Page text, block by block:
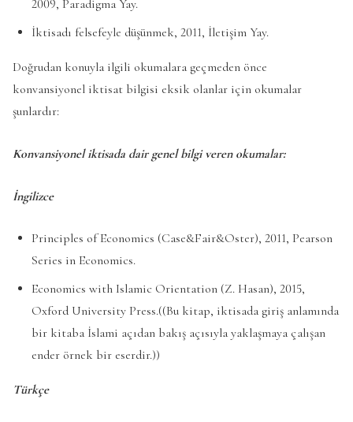
2009, Paradigma Yay.
İktisadı felsefeyle düşünmek, 2011, İletişim Yay.
Doğrudan konuyla ilgili okumalara geçmeden önce
konvansiyonel iktisat bilgisi eksik olanlar için okumalar
şunlardır:
Konvansiyonel iktisada dair genel bilgi veren okumalar:
İngilizce
Principles of Economics (Case&Fair&Oster), 2011, Pearson
Series in Economics.
Economics with Islamic Orientation (Z. Hasan), 2015,
Oxford University Press.((Bu kitap, iktisada giriş anlamında
bir kitaba İslami açıdan bakış açısıyla yaklaşmaya çalışan
ender örnek bir eserdir.))
Türkçe